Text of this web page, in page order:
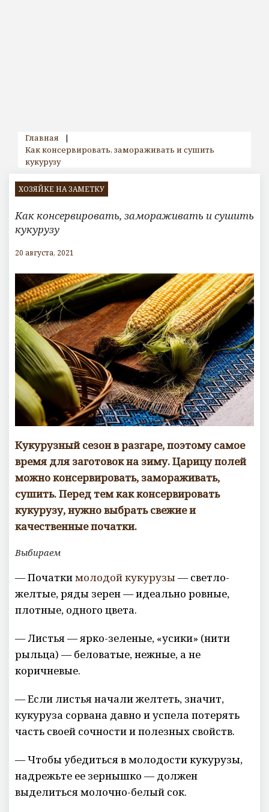
Главная
|
Как консервировать, замораживать и сушить
кукурузу
ХОЗЯЙКЕ НА ЗАМЕТКУ
Как консервировать, замораживать и сушить
кукурузу
20 августа, 2021
Кукурузный сезон в разгаре, поэтому самое
время для заготовок на зиму. Царицу полей
можно консервировать, замораживать,
сушить. Перед тем как консервировать
кукурузу, нужно выбрать свежие и
качественные початки.
Выбираем
— Початкимолодой кукурузы— светло-
желтые, ряды зерен — идеально ровные,
плотные, одного цвета.
— Листья — ярко-зеленые, «усики» (нити
рыльца) — беловатые, нежные, а не
коричневые.
— Если листья начали желтеть, значит,
кукуруза сорвана давно и успела потерять
часть своей сочности и полезных свойств.
— Чтобы убедиться в молодости кукурузы,
надрежьте ее зернышко — должен
выделиться молочно-белый сок.